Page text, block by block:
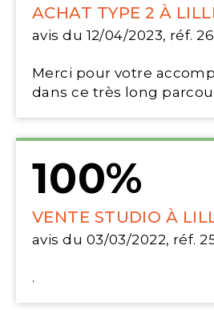
ACHAT TYPE 2 À
avis du 12/04/2023, réf.
Merci pour votre
dans ce très long
100%
VENTE STUDIO À
avis du 03/03/2022, réf.
.